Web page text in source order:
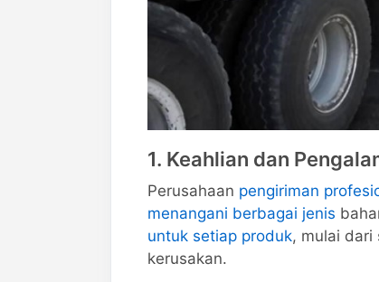
1. Keahlian dan
Perusahaan pengiriman
menangani berbagai jenis
untuk setiap produk, mulai dari
kerusakan.